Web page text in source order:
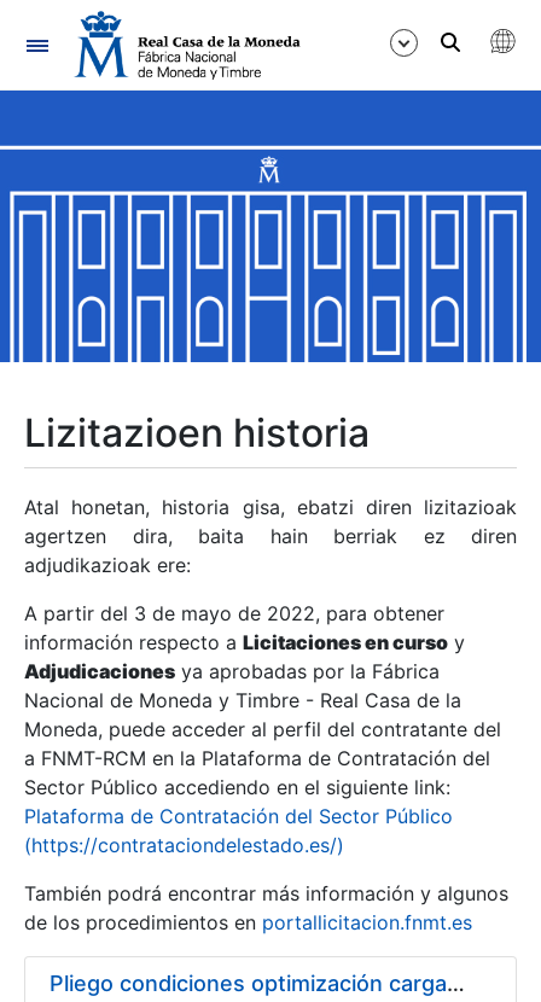
Nabigazioa
Erakutsi/Ezkutatu
Erakutsi/Ezkutatu
Erakutsi/Ezkutatu
Erakutsi/Ezkutatu
Erakutsi/Ezkutatu
Erakutsi/Ezkutatu
Erakutsi/Ezkutatu
Lizitazioen historia
Atal honetan, historia gisa, ebatzi diren lizitazioak
agertzen dira, baita hain berriak ez diren
adjudikazioak ere:
A partir del 3 de mayo de 2022, para obtener
información respecto a Licitaciones en curso y
Adjudicaciones ya aprobadas por la Fábrica
Nacional de Moneda y Timbre - Real Casa de la
Moneda, puede acceder al perfil del contratante del
a FNMT-RCM en la Plataforma de Contratación del
Sector Público accediendo en el siguiente link:
Plataforma de Contratación del Sector Público
(https://contrataciondelestado.es/)
También podrá encontrar más información y algunos
de los procedimientos en portallicitacion.fnmt.es
Pliego condiciones optimización cargas compras firmado